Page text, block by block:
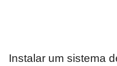
Instalar um sistema